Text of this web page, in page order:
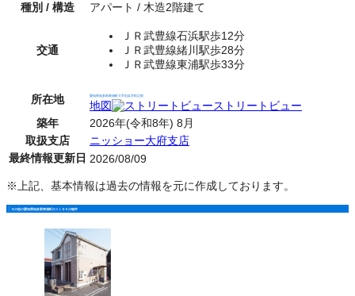
種別 / 構造 アパート / 木造2階建て
交通
ＪＲ武豊線石浜駅歩12分
ＪＲ武豊線緒川駅歩28分
ＪＲ武豊線東浦駅歩33分
所在地 愛知県知多郡東浦町大字石浜字田之助
地図
ストリートビュー
築年
2026年(令和8年) 8月
取扱支店
ニッショー大府支店
最終情報更新日 2026/08/09
※上記、基本情報は過去の情報を元に作成しております。
その他の愛知県知多郡東浦町の１ＬＤＫの物件